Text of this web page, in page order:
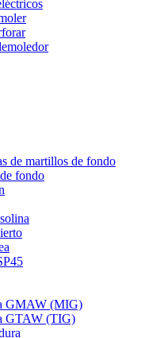
de martillos de fondo
fondo
GMAW (MIG)
GTAW (TIG)